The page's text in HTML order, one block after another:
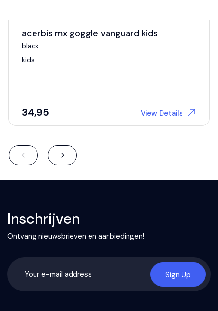
acerbis mx goggle vanguard kids
black
kids
34,95 View Details
Inschrijven
Ontvang nieuwsbrieven en aanbiedingen!
Sign Up